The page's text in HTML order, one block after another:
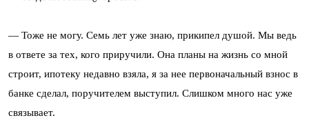
— Тоже не могу. Семь лет уже знаю, прикипел душой. Мы ведь
в ответе за тех, кого приручили. Она планы на жизнь со мной
строит, ипотеку недавно взяла, я за нее первоначальный взнос в
банке сделал, поручителем выступил. Слишком много нас уже
связывает.